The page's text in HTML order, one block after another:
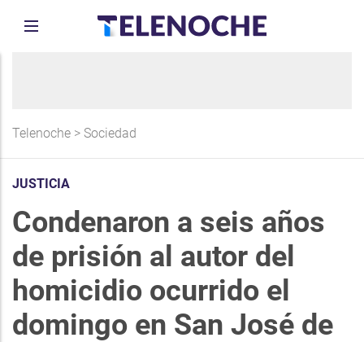
Telenoche > Sociedad
JUSTICIA
Condenaron a seis años
de prisión al autor del
homicidio ocurrido el
domingo en San José de